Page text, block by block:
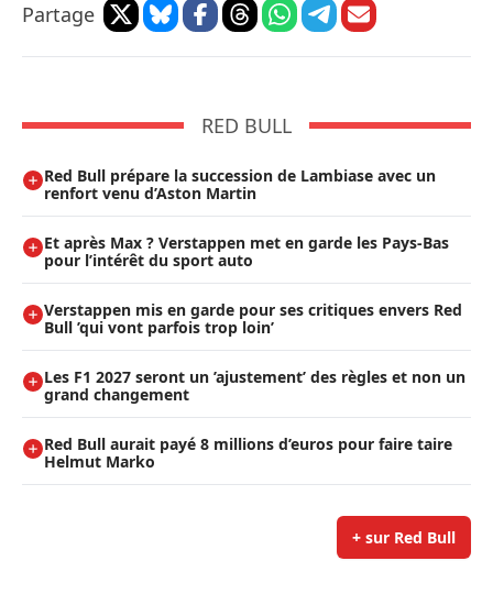
Partage
RED BULL
Red Bull prépare la succession de Lambiase avec un
renfort venu d’Aston Martin
Et après Max ? Verstappen met en garde les Pays-Bas
pour l’intérêt du sport auto
Verstappen mis en garde pour ses critiques envers Red
Bull ’qui vont parfois trop loin’
Les F1 2027 seront un ’ajustement’ des règles et non un
grand changement
Red Bull aurait payé 8 millions d’euros pour faire taire
Helmut Marko
+ sur Red Bull